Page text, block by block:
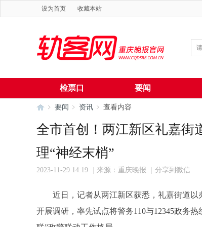
设为首页 收藏本站
检票口 要闻
轨 ›
要闻
›
资讯
›
查看内容
全市首创！两江新区礼嘉街
理“神经末梢”
2023-11-29 14:19 来源：重庆晚报 分享到微信
近日，记者从两江新区获悉，礼嘉街道
开展调研，率先试点将警务110与12345政务